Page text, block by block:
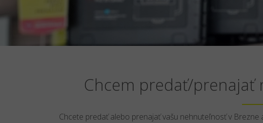
Chcem predať/prenajať
Chcete predať alebo prenajať vašu nehnuteľnosť v Brezne